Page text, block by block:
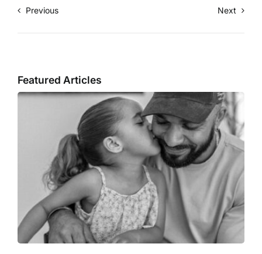
Previous Next
Featured Articles